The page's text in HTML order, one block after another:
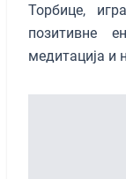
Торбице,
позитивне
медитација и